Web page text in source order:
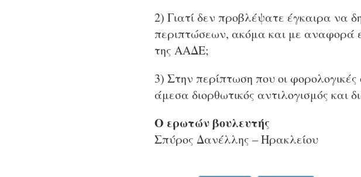
2) Γιατί δεν προβλέψατε έγκαιρα να
περιπτώσεων, ακόμα και με αναφορά
της ΑΑΔΕ;
3) Στην περίπτωση που οι
άμεσα διορθωτικός αντιλογισμός και
Ο ερωτών βουλευτής
Σπύρος Δανέλλης – Ηρακλείου